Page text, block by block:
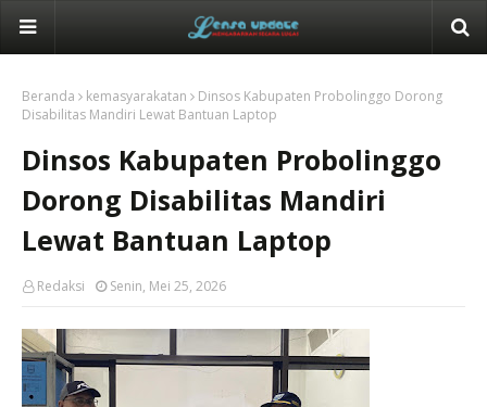
Beranda kemasyarakatan
Dinsos Kabupaten Probolinggo Dorong
Disabilitas Mandiri Lewat Bantuan Laptop
Dinsos Kabupaten Probolinggo
Dorong Disabilitas Mandiri
Lewat Bantuan Laptop
Redaksi Senin, Mei 25, 2026